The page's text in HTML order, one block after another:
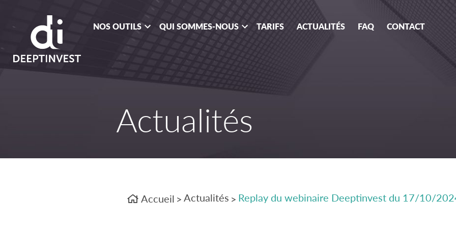
NOS OUTILS QUI SOMMES-NOUS TARIFS ACTUALITÉS FAQ CONTACT
Actualités
Accueil > Actualités > Replay du webinaire Deeptinvest du 17/10/